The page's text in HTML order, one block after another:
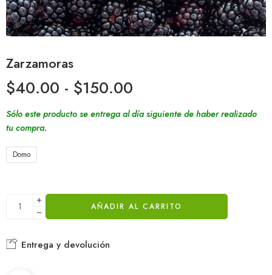
Zarzamoras
$40.00 - $150.00
Sólo este producto se entrega al día siguiente de haber realizado
tu compra.
Domo
AÑADIR AL CARRITO
Entrega y devolución